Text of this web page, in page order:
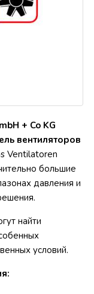
+ Co KG
вентиляторов
Ventilatoren
большие
давления и
найти
условий.